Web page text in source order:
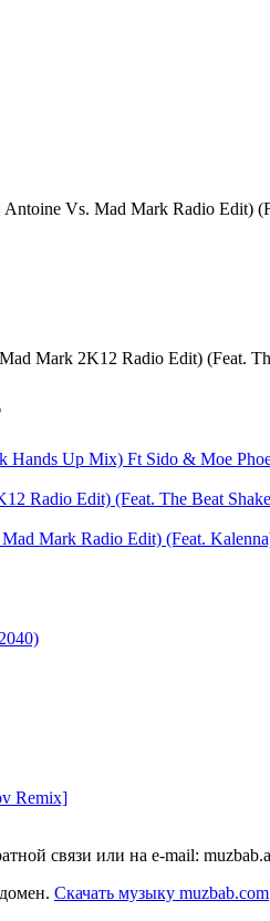
Vs. Mad Mark Radio Edit)
Mark 2K12 Radio Edit) (Feat.
Hands Up Mix) Ft Sido & Moe
Radio Edit) (Feat. The Beat
Mark Radio Edit) (Feat.
Remix]
связи или на e-mail:
Скачать музыку muzbab.com